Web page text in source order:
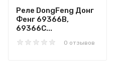
Реле DongFeng Донг
Фенг 69366B,
69366C...
0 отзывов